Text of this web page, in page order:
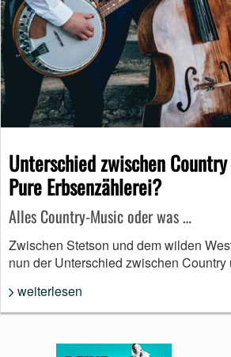
Unterschied zwischen
Pure Erbsenzählerei?
Alles Country-Music oder was …
Zwischen Stetson und dem wilden
nun der Unterschied zwischen Country
weiterlesen